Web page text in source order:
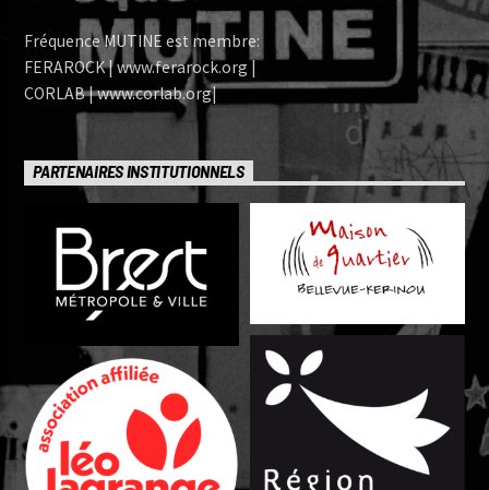
Fréquence MUTINE est membre:
FERAROCK | www.ferarock.org |
CORLAB | www.corlab.org|
PARTENAIRES INSTITUTIONNELS